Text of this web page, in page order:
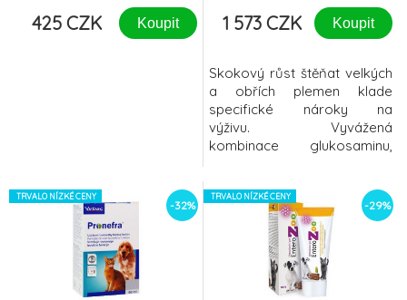
425 CZK Koupit 1 573 CZK Koupit
Skokový růst štěňat velkých
a obřích plemen klade
specifické nároky na
výživu. Vyvážená
kombinace glukosaminu,
formě zajišťuje optimální
vývoj pohybové soustavy a
silnou stavbu chrupavek a
kostí. Kokosový olej
a biotin zlepšují kvalitu srsti a
zároveň slouží jako zdroj
TRVALO NÍZKÉ CENY
-32%
TRVALO NÍZKÉ CENY
-29%